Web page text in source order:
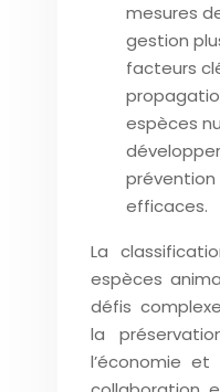
mesures
gestion
facteurs
espèces
efficaces.
La
espèces
défis
la
l’économie